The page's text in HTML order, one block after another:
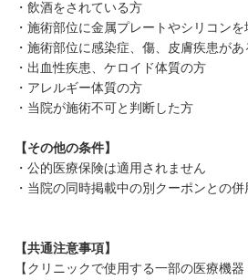
・飲酒をされている方
・施術部位に金属プレートやシリコン
・施術部位に感染症、傷、皮膚疾患があ
・出血性疾患、ケロイド体質の方
・アレルギー体質の方
・当院が施術不可と判断した方
【その他の条件】
・公的医療保険は適用されません
・当院の同時掲載中の別クーポンとの併
【共通注意事項】
【クリニックで使用する一部の医療機器